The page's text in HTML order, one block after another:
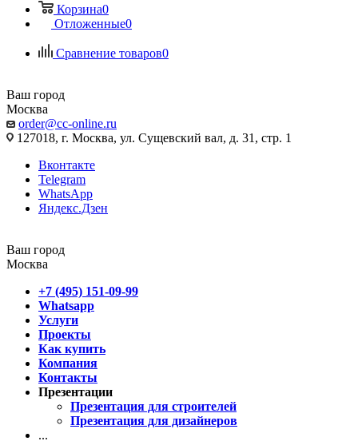
Корзина0
Отложенные0
Сравнение товаров0
Ваш город
Москва
order@cc-online.ru
127018, г. Москва, ул. Сущевский вал, д. 31, стр. 1
Вконтакте
Telegram
WhatsApp
Яндекс.Дзен
Ваш город
Москва
+7 (495) 151-09-99
Whatsapp
Услуги
Проекты
Как купить
Компания
Контакты
Презентации
Презентация для строителей
Презентация для дизайнеров
...